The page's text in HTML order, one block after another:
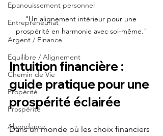
Epanouissement personnel
Entrepreneuriat
Argent / Finance
Equilibre / Alignement
Chemin de Vie
Propérité
Prospérité
Abondance
"Un alignement intérieur pour une
prospérité en harmonie avec soi-même."
Intuition financière :
guide pratique pour une
prospérité éclairée
Dans un monde où les choix financiers